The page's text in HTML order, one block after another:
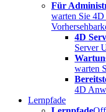
Für
warten Sie
4D
Server
warten
4D
Lernpfade